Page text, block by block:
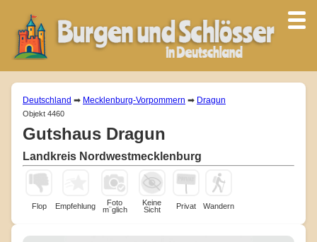
Deutschland ➡ Mecklenburg-Vorpommern ➡ Dragun
Objekt 4460
Gutshaus Dragun
Landkreis Nordwestmecklenburg
Flop Empfehlung
Foto
m¨glich
Keine
Sicht
Privat Wandern